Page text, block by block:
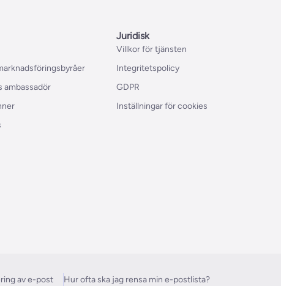
ambassadör
Juridisk
Villkor för tjänsten
Integritetspolicy
GDPR
Inställningar för cookies
av e-post Hur ofta ska jag rensa min e-postlista?